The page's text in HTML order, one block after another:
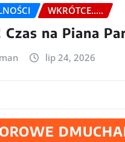
WKRÓTCE.....
Czas na Piana
lip 24, 2026